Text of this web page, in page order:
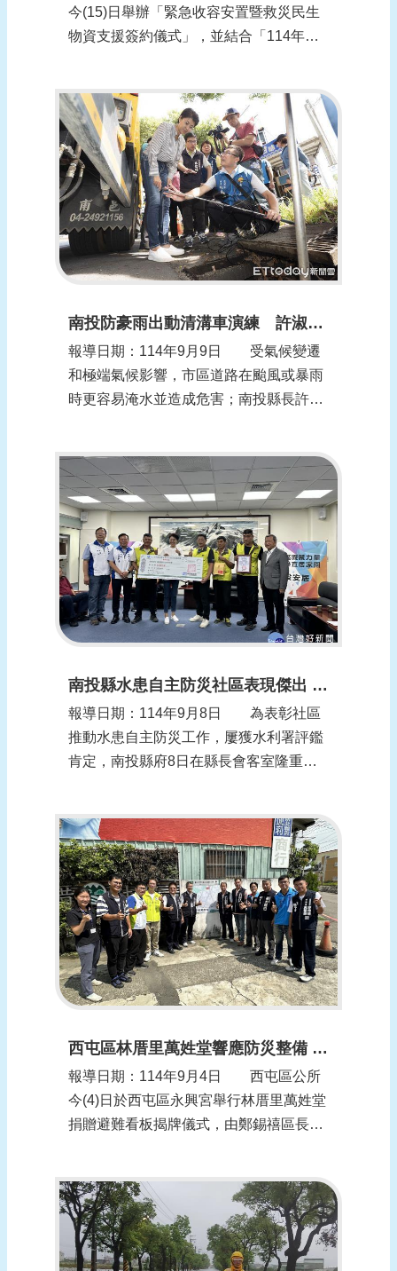
今(15)日舉辦「緊急收容安置暨救災民生
物資支援簽約儀式」，並結合「114年防
會、祥和小隊及各里辦公處等約55人參
與，共同強化災害應變能量。 在簽約
儀式中，公所與高雄市返老還童防癌社
會...
南投防豪雨出動清溝車演練 許淑華：必要時委託民間協助清淤
報導日期：114年9月9日 受氣候變遷
和極端氣候影響，市區道路在颱風或暴雨
時更容易淹水並造成危害；南投縣長許淑
也將加強清理，必要時將委託民間協助，
守護民眾安全。 南投縣環保局9日在
南投市南崗二路演練溝渠清淤、加強防汛
整備，南...
南投縣水患自主防災社區表現傑出 許淑華表揚3績優社區
報導日期：114年9月8日 為表彰社區
推動水患自主防災工作，屢獲水利署評鑑
肯定，南投縣府8日在縣長會客室隆重舉
全國評鑑績優的南投市營南社區、草屯鎮
碧洲社區及埔里鎮慈恩社區防災夥伴代
表，頒發感謝狀，向長期為社區安全付出
的防災夥...
西屯區林厝里萬姓堂響應防災整備 展現公私協力捐贈避難看板
報導日期：114年9月4日 西屯區公所
今(4)日於西屯區永興宮舉行林厝里萬姓堂
捐贈避難看板揭牌儀式，由鄭錫禧區長偕
狀給余主委，感謝萬姓堂慨贈經費設置避
難看板，活動儀式在眾人觀禮見證下，樹
立公所與民間團體合作的典範。 西屯
區公所...